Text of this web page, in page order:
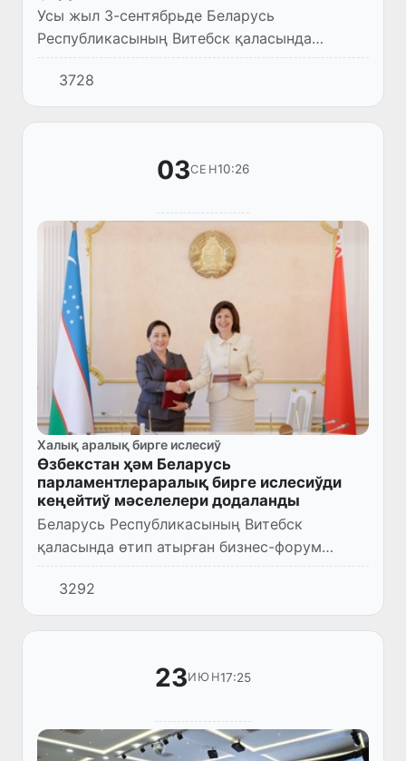
Усы жыл 3-сентябрьде Беларусь
Республикасының Витебск қаласында
"Өзбекстан - Беларусь: бирге ислесиў
турақлы раўажланыў факторы сыпатында"
атамасында Өзбекстан ҳәм Беларусь
3728
03СЕН10:26
Халық аралық бирге ислесиў
Өзбекстан ҳәм Беларусь
парламентлераралық бирге ислесиўди
кеңейтиў мәселелери додаланды
Беларусь Республикасының Витебск
қаласында өтип атырған бизнес-форум
шеңберинде Өзбекстан Республикасы Олий
Мажлиси Сенатының Баслығы Танзила
Нарбаева басшылығындағы делегация Бела...
3292
23ИЮН17:25